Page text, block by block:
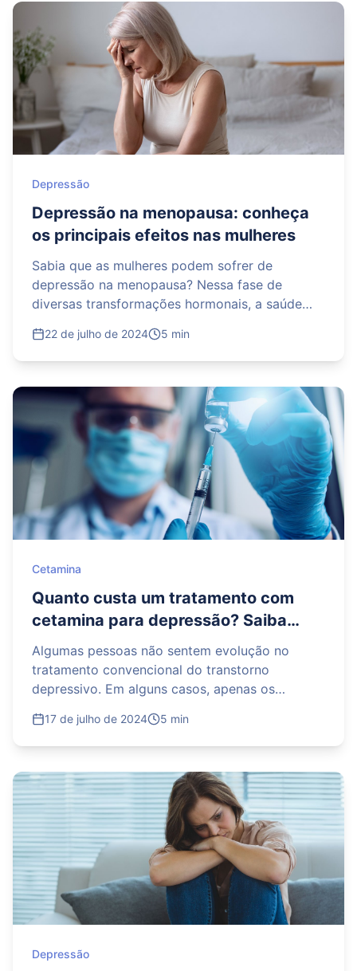
Depressão
Depressão na menopausa: conheça
os principais efeitos nas mulheres
Sabia que as mulheres podem sofrer de
depressão na menopausa? Nessa fase de
diversas transformações hormonais, a saúde
apresentar sintomas fí
22 de julho de 2024 5 min
Cetamina
Quanto custa um tratamento com
cetamina para depressão? Saiba
como funciona
Algumas pessoas não sentem evolução no
tratamento convencional do transtorno
depressivo. Em alguns casos, apenas os
suficientes. A boa notícia é que existe
17 de julho de 2024 5 min
Depressão